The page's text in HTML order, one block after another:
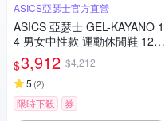
ASICS亞瑟士官方直營
ASICS 亞瑟士 GEL-KAYANO 1
4 男女中性款 運動休閒鞋 1203
A537-025
$3,912 $4,212
5 (2)
限時下殺 券